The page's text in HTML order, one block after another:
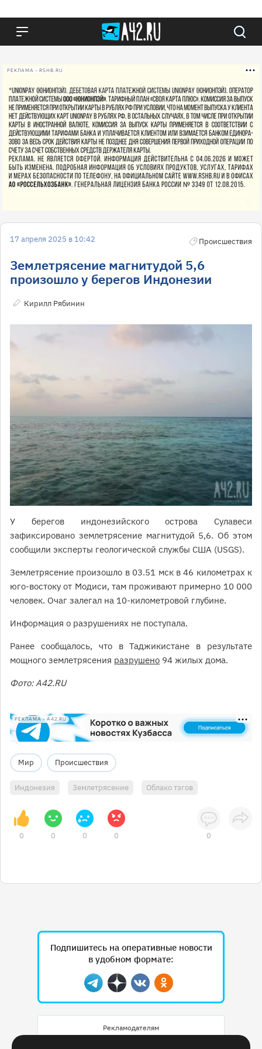
РЕКЛАМА • RSHB.RU
17 апреля 2025 в 10:42 Происшествия
Землетрясение магнитудой 5,6
произошло у берегов Индонезии
Кирилл Рябинин
У берегов индонезийского острова Сулавеси
зафиксировано землетрясение магнитудой 5,6. Об этом
сообщили эксперты геологической службы США (USGS).
Землетрясение произошло в 03.51 мск в 46 километрах к
юго-востоку от Модиси, там проживают примерно 10 000
человек. Очаг залегал на 10-километровой глубине.
Информация о разрушениях не поступала.
Ранее сообщалось, что в Таджикистане в результате
мощного землетрясения разрушено 94 жилых дома.
Фото: А42.RU
РЕКЛАМА • A42.RU
Мир Происшествия
Индонезия Землетрясение Облако тэгов
0 0 0 0 0
Подпишитесь на оперативные новости
в удобном формате:
Telegram
ДзенВконтактеОдноклассники
Рекламодателям